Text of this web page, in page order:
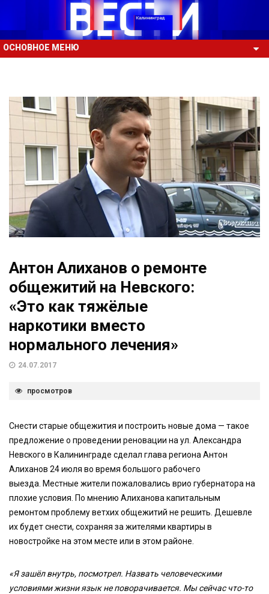
ОСНОВНОЕ МЕНЮ
Антон Алиханов о ремонте
общежитий на Невского:
«Это как тяжёлые
наркотики вместо
нормального лечения»
24.07.2017
просмотров
Снести старые общежития и построить новые дома — такое
предложение о проведении реновации на ул. Александра
Невского в Калининграде сделал глава региона Антон
Алиханов 24 июля во время большого рабочего
выезда. Местные жители пожаловались врио губернатора на
плохие условия. По мнению Алиханова капитальным
ремонтом проблему ветхих общежитий не решить. Дешевле
их будет снести, сохраняя за жителями квартиры в
новостройке на этом месте или в этом районе.
«Я зашёл внутрь, посмотрел. Назвать человеческими
условиями жизни язык не поворачивается. Мы сейчас что-то